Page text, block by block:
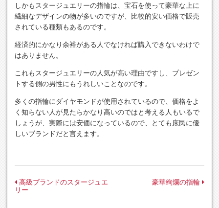
しかもスタージュエリーの指輪は、宝石を使って豪華な上に
繊細なデザインの物が多いのですが、比較的安い価格で販売
されている種類もあるのです。
経済的にかなり余裕がある人でなければ購入できないわけで
はありません。
これもスタージュエリーの人気が高い理由ですし、プレゼン
トする側の男性にもうれしいことなのです。
多くの指輪にダイヤモンドが使用されているので、価格をよ
く知らない人が見たらかなり高いのではと考える人もいるで
しょうが、実際には安価になっているので、とても庶民に優
しいブランドだと言えます。
投
稿
高級ブランドのスタージュエ
リー
豪華絢爛の指輪